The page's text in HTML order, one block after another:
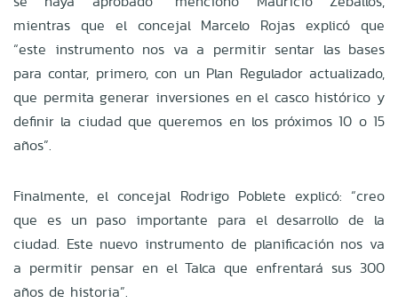
mientras que el concejal Marcelo Rojas explicó que
“este instrumento nos va a permitir sentar las bases
para contar, primero, con un Plan Regulador actualizado,
que permita generar inversiones en el casco histórico y
definir la ciudad que queremos en los próximos 10 o 15
años”.
Finalmente, el concejal Rodrigo Poblete explicó: “creo
que es un paso importante para el desarrollo de la
ciudad. Este nuevo instrumento de planificación nos va
a permitir pensar en el Talca que enfrentará sus 300
años de historia”.